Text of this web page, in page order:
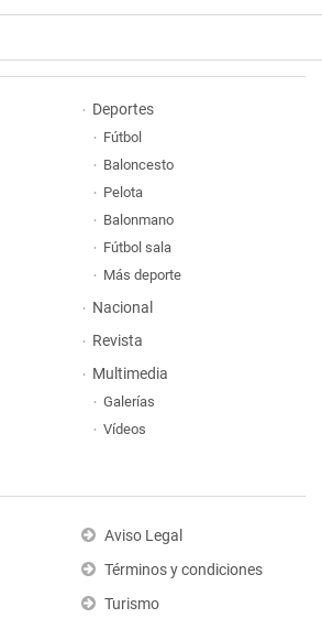
Deportes
Fútbol
Baloncesto
Pelota
Balonmano
Fútbol sala
Más deporte
Nacional
Revista
Multimedia
Galerías
Vídeos
Aviso Legal
Términos y condiciones
Turismo